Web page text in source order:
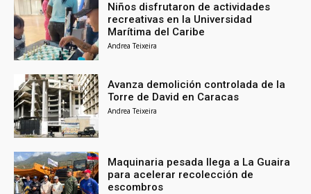
Niños disfrutaron de actividades
recreativas en la Universidad
Marítima del Caribe
Andrea Teixeira
Avanza demolición controlada de la
Torre de David en Caracas
Andrea Teixeira
Maquinaria pesada llega a La Guaira
para acelerar recolección de
escombros